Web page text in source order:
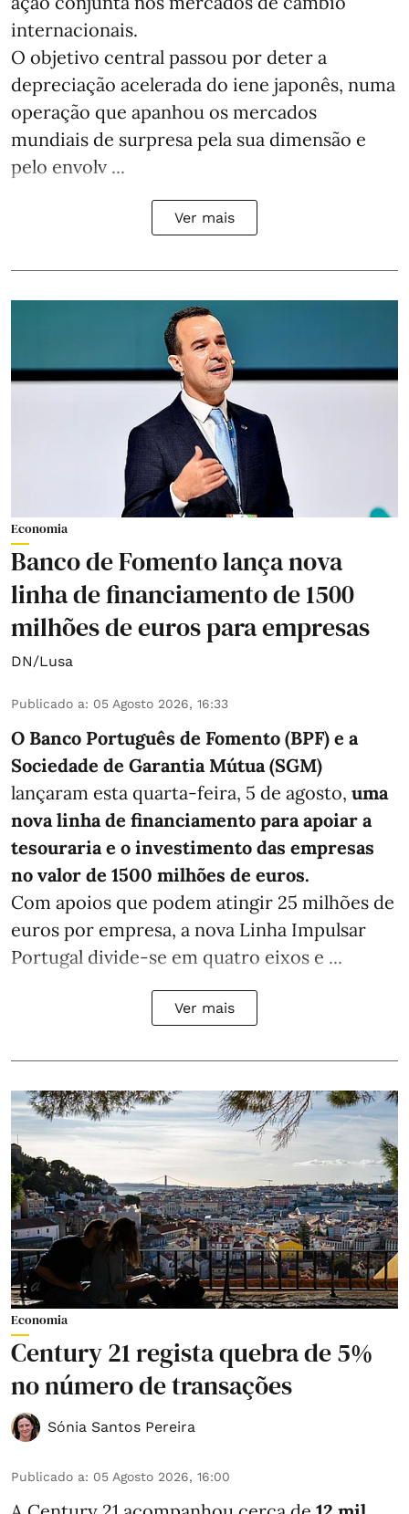
internacionais.
O objetivo central passou por deter a
depreciação acelerada do iene japonês, numa
operação que apanhou os mercados
mundiais de surpresa pela sua dimensão e
pelo envolv ...
Ver mais
Economia
Banco de Fomento lança nova
linha de financiamento de 1500
milhões de euros para empresas
DN/Lusa
Publicado a: 05 Agosto 2026, 16:33
O Banco Português de Fomento (BPF) e a
Sociedade de Garantia Mútua (SGM)
lançaram esta quarta-feira, 5 de agosto, uma
nova linha de financiamento para apoiar a
tesouraria e o investimento das empresas
no valor de 1500 milhões de euros.
Com apoios que podem atingir 25 milhões de
euros por empresa, a nova Linha Impulsar
Portugal divide-se em quatro eixos e ...
Ver mais
Economia
Century 21 regista quebra de 5%
no número de transações
Sónia Santos Pereira
Publicado a: 05 Agosto 2026, 16:00